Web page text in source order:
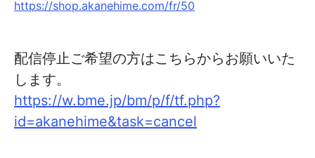
https://shop.akanehime.com/fr/50
配信停止ご希望の方はこちらからお願いいた
します。
https://w.bme.jp/bm/p/f/tf.php?
id=akanehime&task=cancel